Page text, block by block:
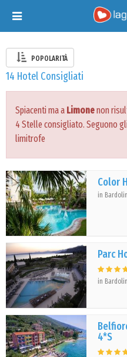
Toggle
navigation
POPOLARITÀ
14 Hotel Consigliati
Spiacenti ma a Limonenon
4 Stelle consigliato. Seguono
limitrofe
Color
in
Parc
in
4*S